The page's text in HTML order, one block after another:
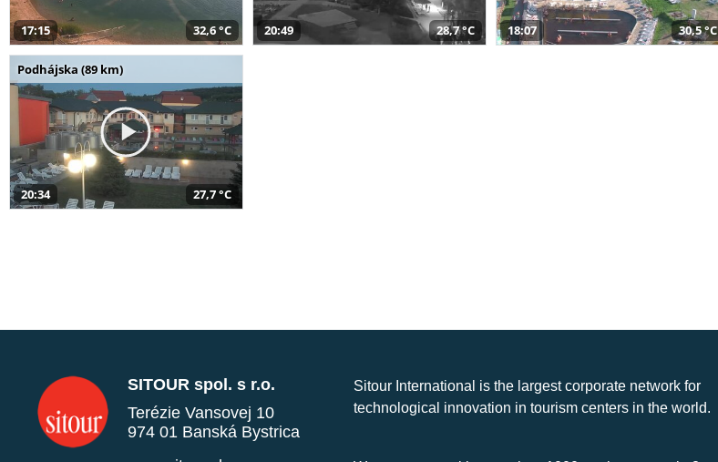
17:15 32,6 °C 20:49 28,7 °C 18:07 30,5 °C
Podhájska (89 km)
20:34 27,7 °C
SITOUR spol. s r.o.
Terézie Vansovej 10
974 01 Banská Bystrica
Sitour International is the largest corporate network for
technological innovation in tourism centers in the world.